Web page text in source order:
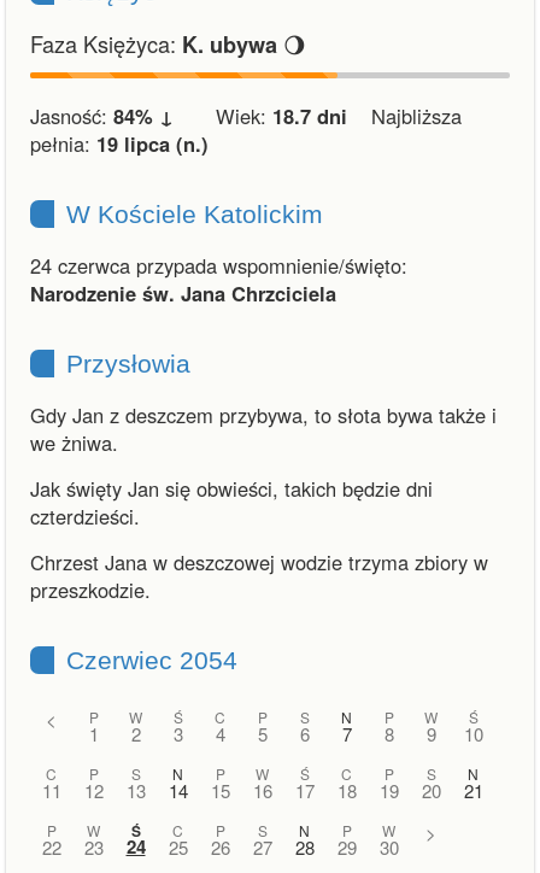
Faza Księżyca: K. ubywa 🌖
Jasność: 84% ↓ Wiek: 18.7 dni Najbliższa
pełnia: 19 lipca (n.)
W Kościele Katolickim
24 czerwca przypada wspomnienie/święto:
Narodzenie św. Jana Chrzciciela
Przysłowia
Gdy Jan z deszczem przybywa, to słota bywa także i
we żniwa.
Jak święty Jan się obwieści, takich będzie dni
czterdzieści.
Chrzest Jana w deszczowej wodzie trzyma zbiory w
przeszkodzie.
Czerwiec 2054
< P
1
W
2
Ś
3
C
4
P
5
S
6
N
7
P
8
W
9
Ś
10
C
11
P
12
S
13
N
14
P
15
W
16
Ś
17
C
18
P
19
S
20
N
21
P
22
W
23
Ś
24
C
25
P
26
S
27
N
28
P
29
W
30
>